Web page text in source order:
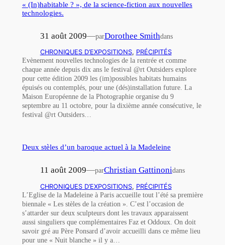
« (In)habitable ? », de la science-fiction aux nouvelles
technologies.
31 août 2009—parDorothee Smithdans
CHRONIQUES D’EXPOSITIONS, PRÉCIPITÉS
Evènement nouvelles technologies de la rentrée et comme
chaque année depuis dix ans le festival @rt Outsiders explore
pour cette édition 2009 les (im)possibles habitats humains
épuisés ou contemplés, pour une (dés)installation future. La
Maison Européenne de la Photographie organise du 9
septembre au 11 octobre, pour la dixième année consécutive, le
festival @rt Outsiders…
Deux stèles d’un baroque actuel à la Madeleine
11 août 2009—parChristian Gattinonidans
CHRONIQUES D’EXPOSITIONS, PRÉCIPITÉS
L’Eglise de la Madeleine à Paris accueille tout l’été sa première
biennale « Les stèles de la création ». C’est l’occasion de
s’attarder sur deux sculpteurs dont les travaux apparaissent
aussi singuliers que complémentaires Faz et Oddoux. On doit
savoir gré au Père Ponsard d’avoir accueilli dans ce même lieu
pour une « Nuit blanche » il y a…